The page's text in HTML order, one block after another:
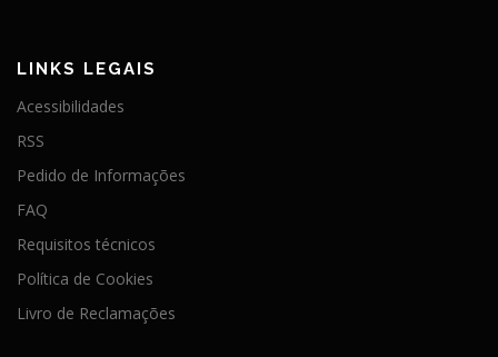
LINKS LEGAIS
Acessibilidades
RSS
Pedido de Informações
FAQ
Requisitos técnicos
Política de Cookies
Livro de Reclamações